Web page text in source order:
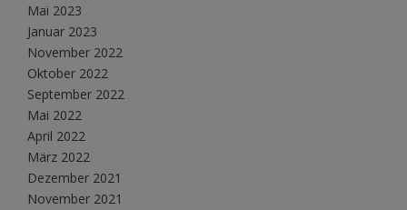
Mai 2023
Januar 2023
November 2022
Oktober 2022
September 2022
Mai 2022
April 2022
März 2022
Dezember 2021
November 2021